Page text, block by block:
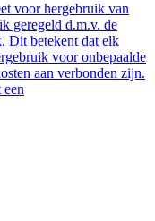
voor hergebruik van
geregeld d.m.v. de
Dit betekent dat elk
voor onbepaalde
aan verbonden zijn.
een